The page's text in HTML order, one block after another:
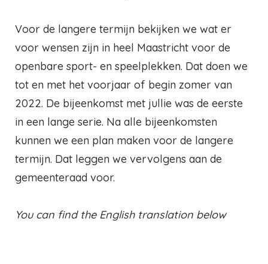
Voor de langere termijn bekijken we wat er
voor wensen zijn in heel Maastricht voor de
openbare sport- en speelplekken. Dat doen we
tot en met het voorjaar of begin zomer van
2022. De bijeenkomst met jullie was de eerste
in een lange serie. Na alle bijeenkomsten
kunnen we een plan maken voor de langere
termijn. Dat leggen we vervolgens aan de
gemeenteraad voor.
You can find the English translation below